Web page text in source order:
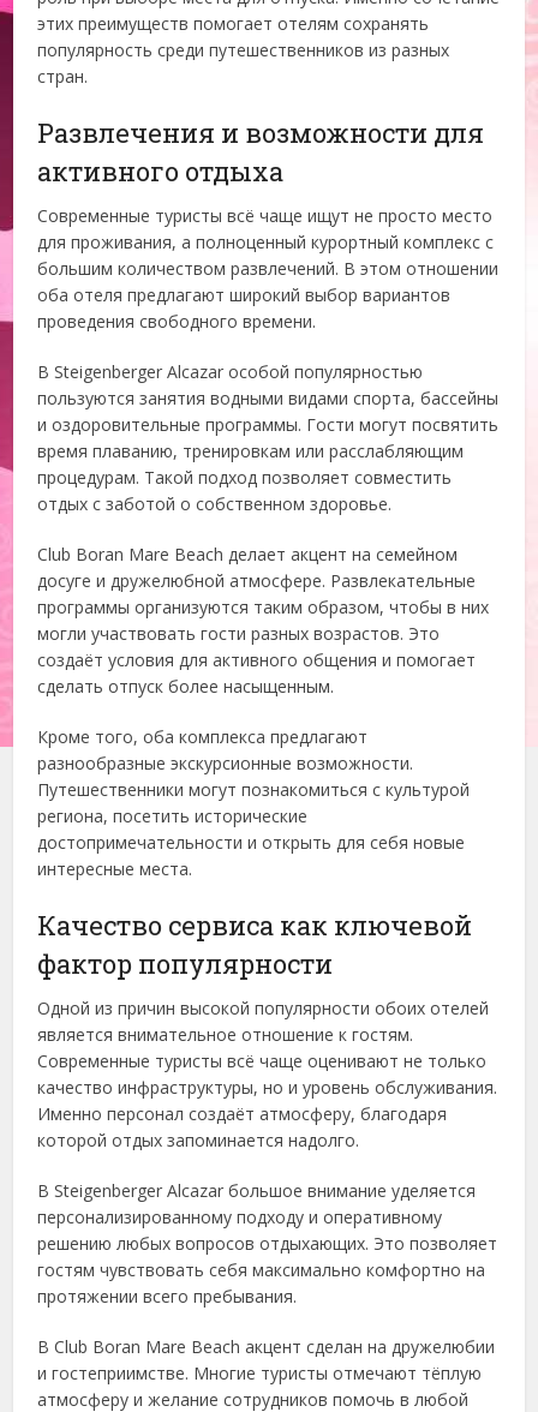
этих преимуществ помогает отелям сохранять
популярность среди путешественников из разных
стран.
Развлечения и возможности для
активного отдыха
Современные туристы всё чаще ищут не просто место
для проживания, а полноценный курортный комплекс с
большим количеством развлечений. В этом отношении
оба отеля предлагают широкий выбор вариантов
проведения свободного времени.
В Steigenberger Alcazar особой популярностью
пользуются занятия водными видами спорта, бассейны
и оздоровительные программы. Гости могут посвятить
время плаванию, тренировкам или расслабляющим
процедурам. Такой подход позволяет совместить
отдых с заботой о собственном здоровье.
Club Boran Mare Beach делает акцент на семейном
досуге и дружелюбной атмосфере. Развлекательные
программы организуются таким образом, чтобы в них
могли участвовать гости разных возрастов. Это
создаёт условия для активного общения и помогает
сделать отпуск более насыщенным.
Кроме того, оба комплекса предлагают
разнообразные экскурсионные возможности.
Путешественники могут познакомиться с культурой
региона, посетить исторические
достопримечательности и открыть для себя новые
интересные места.
Качество сервиса как ключевой
фактор популярности
Одной из причин высокой популярности обоих отелей
является внимательное отношение к гостям.
Современные туристы всё чаще оценивают не только
качество инфраструктуры, но и уровень обслуживания.
Именно персонал создаёт атмосферу, благодаря
которой отдых запоминается надолго.
В Steigenberger Alcazar большое внимание уделяется
персонализированному подходу и оперативному
решению любых вопросов отдыхающих. Это позволяет
гостям чувствовать себя максимально комфортно на
протяжении всего пребывания.
В Club Boran Mare Beach акцент сделан на дружелюбии
и гостеприимстве. Многие туристы отмечают тёплую
атмосферу и желание сотрудников помочь в любой